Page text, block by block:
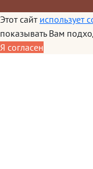
Этот сайт использует
показывать Вам
Я согласен